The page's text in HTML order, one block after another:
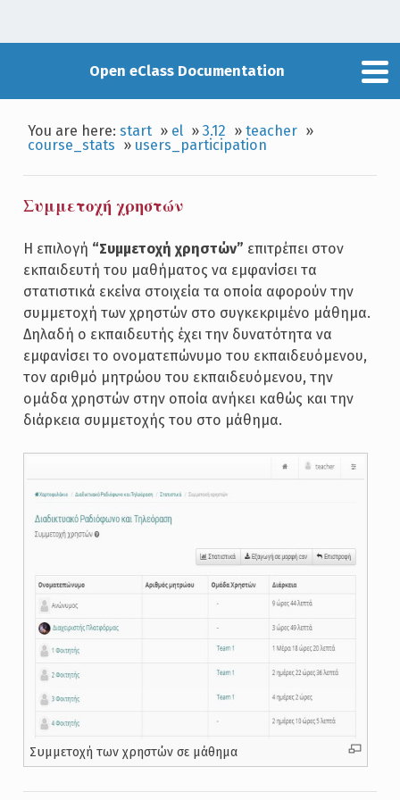
Open eClass Documentation
You are here:start » el »3.12 »teacher »
course_stats » users_participation
Συμμετοχή χρηστών
Η επιλογή “Συμμετοχή χρηστών” επιτρέπει στον
εκπαιδευτή του μαθήματος να εμφανίσει τα
στατιστικά εκείνα στοιχεία τα οποία αφορούν την
συμμετοχή των χρηστών στο συγκεκριμένο μάθημα.
Δηλαδή ο εκπαιδευτής έχει την δυνατότητα να
εμφανίσει το ονοματεπώνυμο του εκπαιδευόμενου,
τον αριθμό μητρώου του εκπαιδευόμενου, την
ομάδα χρηστών στην οποία ανήκει καθώς και την
διάρκεια συμμετοχής του στο μάθημα.
Συμμετοχή των χρηστών σε μάθημα